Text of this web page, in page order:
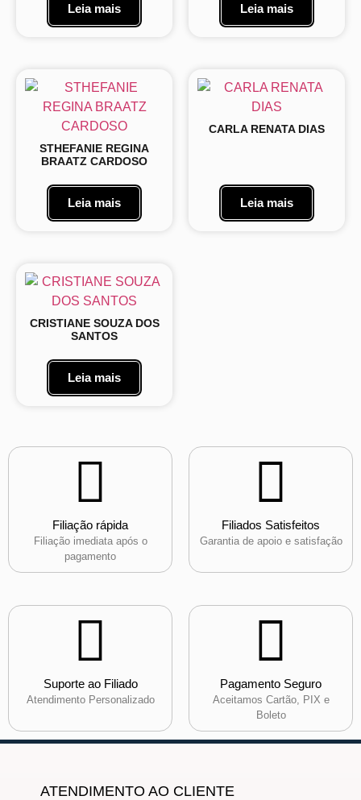
Leia mais Leia mais
STHEFANIE REGINA
BRAATZ CARDOSO
Leia mais
CARLA RENATA DIAS
Leia mais
CRISTIANE SOUZA DOS
SANTOS
Leia mais
Filiação rápida
Filiação imediata após o
pagamento
Filiados Satisfeitos
Garantia de apoio e satisfação
Suporte ao Filiado
Atendimento Personalizado
Pagamento Seguro
Aceitamos Cartão, PIX e
Boleto
ATENDIMENTO AO CLIENTE